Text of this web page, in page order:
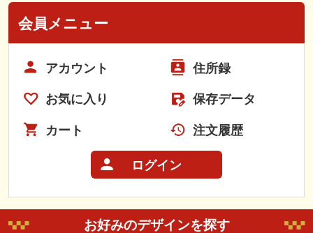
会員メニュー
アカウント 住所録
お気に入り 保存データ
カート 注文履歴
ログイン
お好みのデザインを探す